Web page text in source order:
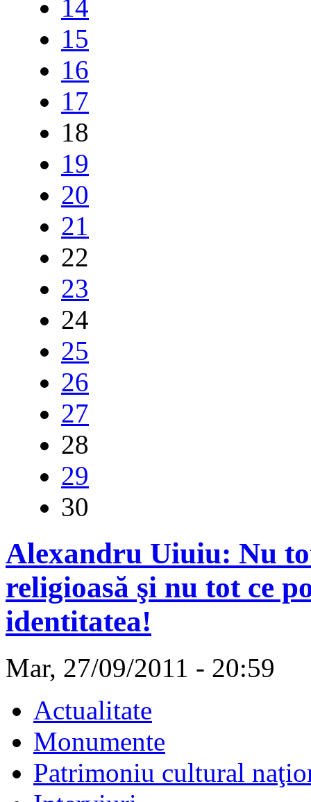
14
15
16
17
18
19
20
21
22
23
24
25
26
27
28
29
30
Alexandru Uiuiu: Nu
religioasă şi nu tot ce
identitatea!
Mar, 27/09/2011 - 20:59
Actualitate
Monumente
Patrimoniu cultural